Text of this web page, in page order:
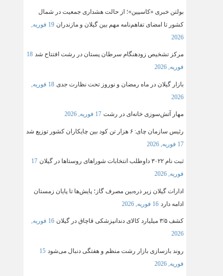
بولتن خبری «کاسپین»؛ از حالت هشداری جمعیت در شمال
کشور تا امضای تفاهم‌نامه مهم بین گیلان و مازندران
19 فوریه,
2026
مرکز تشخیص زودهنگام سرطان پستان در رشت افتتاح شد 18
فوریه, 2026
بازار گیلان در ماه رمضان و نوروز تحت نظارت جدی
18 فوریه,
2026
مهار آتش‌سوزی خانه‌ای در رشت 17 فوریه, 2026
رئیس سازمان چای: ۶ هزار تن کود بین چایکاران کشور توزیع شد
17 فوریه, 2026
ثبت‌ نام ۳۰۲۲ داوطلب انتخابات شوراهای روستاها در گیلان
17
فوریه, 2026
ادارات گیلان زیر ذره‌بین مصرف گاز؛ پایش‌ها تا پایان زمستان
ادامه دارد 16 فوریه, 2026
کشف ۳/۵ میلیارد کالای دندانپزشکی قاچاق در گیلان
16 فوریه,
2026
روند بازسازی بازار رشت منظم و هفتگی دنبال می‌شود 15
فوریه, 2026